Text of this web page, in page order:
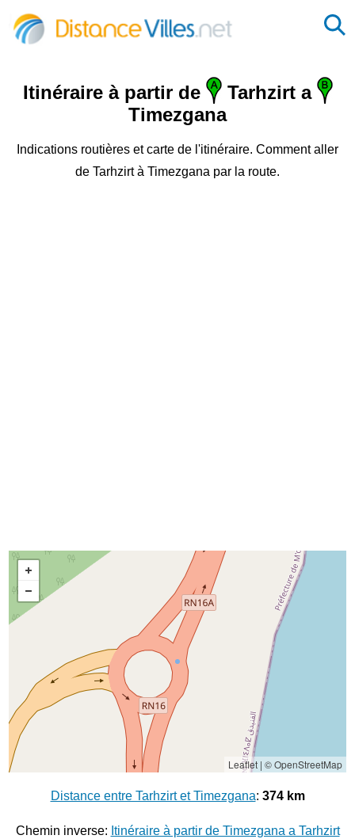
Itinéraire à partir de
Tarhzirt a
Timezgana
Indications routières et carte de l'itinéraire. Comment aller
de Tarhzirt à Timezgana par la route.
Leaflet| © OpenStreetMap
Distance entre Tarhzirt et Timezgana: 374 km
Chemin inverse: Itinéraire à partir de Timezgana a Tarhzirt